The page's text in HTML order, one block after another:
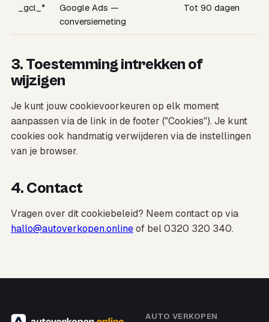
_gcl_*
Google Ads —
conversiemeting
Tot 90 dagen
3. Toestemming intrekken of
wijzigen
Je kunt jouw cookievoorkeuren op elk moment
aanpassen via de link in de footer ("Cookies"). Je kunt
cookies ook handmatig verwijderen via de instellingen
van je browser.
4. Contact
Vragen over dit cookiebeleid? Neem contact op via
hallo@autoverkopen.onlineof bel 0320 320 340.
AUTO VERKOPEN